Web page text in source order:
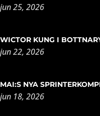
jun 25, 2026
WICTOR KUNG I
jun 22, 2026
MAI:S NYA
jun 18, 2026